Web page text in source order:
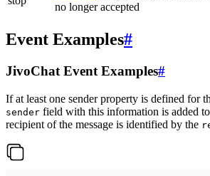
no longer accepted
Event Examples#
JivoChat Event Examples#
If at least one sender property is defined for
sender field with this information is added
recipient of the message is identified by the